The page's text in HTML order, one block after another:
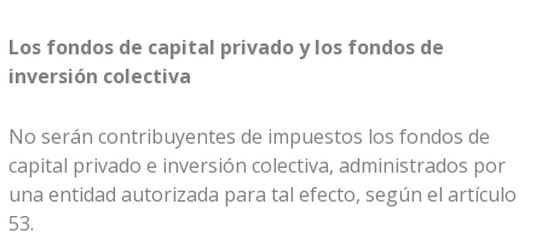
Los fondos de capital privado y los fondos de
inversión colectiva
No serán contribuyentes de impuestos los fondos de
capital privado e inversión colectiva, administrados por
una entidad autorizada para tal efecto, según el artículo
53.